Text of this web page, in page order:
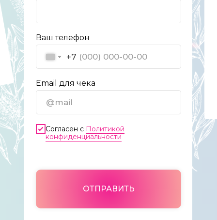
Ваш телефон
+7
Email для чека
Согласен с Политикой
конфиденциальности
ОТПРАВИТЬ